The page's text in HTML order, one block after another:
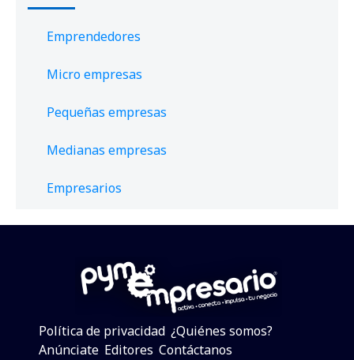
Emprendedores
Micro empresas
Pequeñas empresas
Medianas empresas
Empresarios
Política de privacidad ¿Quiénes somos?
Anúnciate Editores Contáctanos